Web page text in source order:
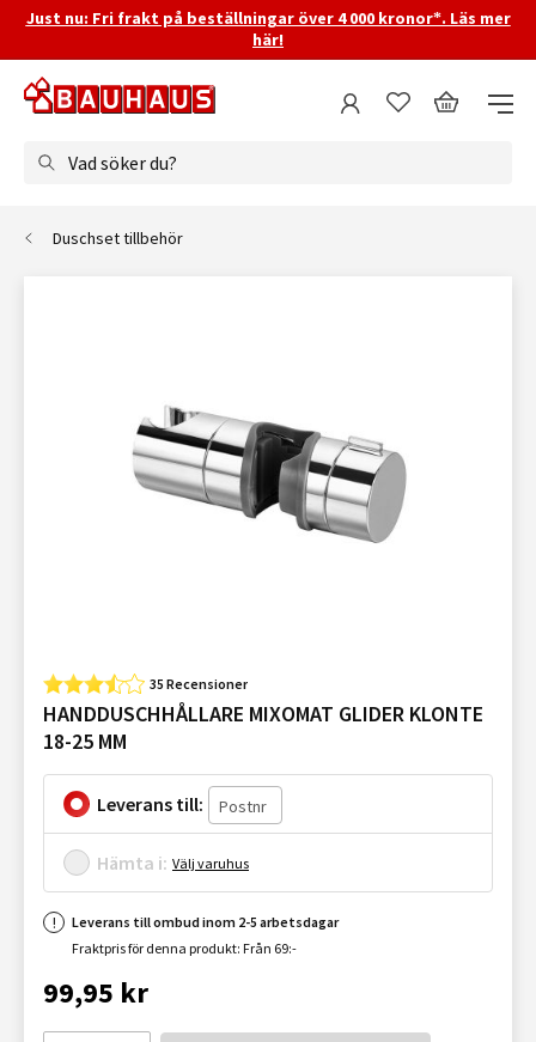
Just nu: Fri frakt på beställningar över 4 000 kronor*. Läs mer
här!
Vad söker du?
Duschset tillbehör
35 Recensioner
HANDDUSCHHÅLLARE MIXOMAT GLIDER KLONTE
18-25 MM
Leverans till:
Hämta i: Välj varuhus
Leverans till ombud inom 2-5 arbetsdagar
Fraktpris för denna produkt: Från 69:-
99,95 kr